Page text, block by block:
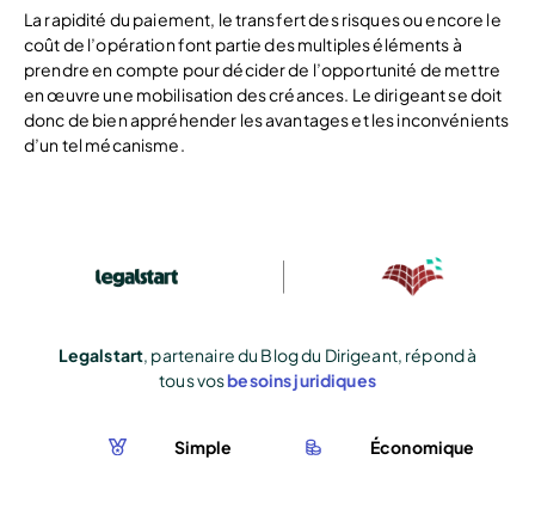
La rapidité du paiement, le transfert des risques ou encore le
coût de l’opération font partie des multiples éléments à
prendre en compte pour décider de l’opportunité de mettre
en œuvre une mobilisation des créances. Le dirigeant se doit
donc de bien appréhender les avantages et les inconvénients
d’un tel mécanisme.
Legalstart, partenaire du Blog du Dirigeant, répond à
tous vosbesoins juridiques
Simple Économique